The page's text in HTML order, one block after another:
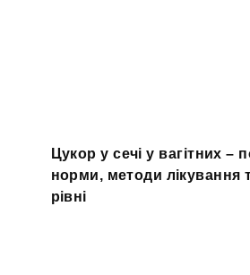
Цукор у сечі у вагітних –
норми, методи лікування
рівні